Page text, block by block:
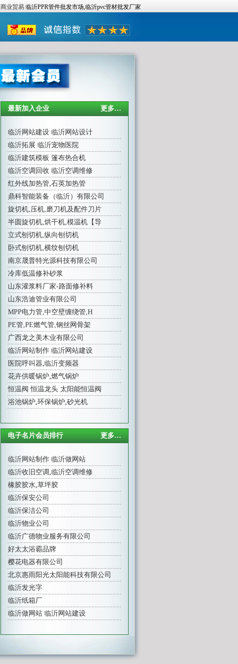
商业贸易 临沂PPR管件批发市场,临沂pvc管材批发厂家
最新加入企业 更多…
临沂网站建设 临沂网站设计
临沂拓展 临沂宠物医院
临沂建筑模板 篷布热合机
临沂空调回收 临沂空调维修
红外线加热管,石英加热管
鼎科智能装备（临沂）有限公司
旋切机,压机,磨刀机及配件刀片
半圆旋切机,烘干机,模温机【导
立式刨切机,纵向刨切机
卧式刨切机,横纹刨切机
南京晟普特光源科技有限公司
冷库低温修补砂浆
山东灌浆料厂家-路面修补料
山东浩迪管业有限公司
MPP电力管,中空壁缠绕管,H
PE管,PE燃气管,钢丝网骨架
广西龙之美木业有限公司
临沂网站制作 临沂网站建设
医院呼叫器,临沂变频器
花卉供暖锅炉,燃气锅炉
恒温阀 恒温龙头 太阳能恒温阀
浴池锅炉,环保锅炉,砂光机
电子名片会员排行 更多…
临沂网站制作 临沂做网站
临沂收旧空调 ,临沂空调维修
橡胶胶水,草坪胶
临沂保安公司
临沂保洁公司
临沂物业公司
临沂广德物业服务有限公司
好太太浴霸品牌
樱花电器有限公司
北京惠雨阳光太阳能科技有限公司
临沂发光字
临沂纸箱厂
临沂做网站 临沂网站建设